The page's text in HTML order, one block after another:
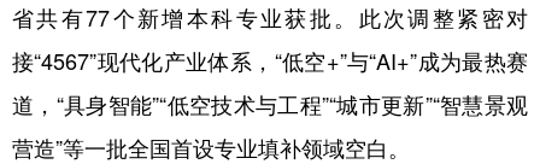
健康 军事 访谈 视频
中央文件 金融 汽车
省共有77个新增本科专业获批。此次调整紧密对
接“4567”现代化产业体系，“低空+”与“AI+”成为最热赛
道，“具身智能”“低空技术与工程”“城市更新”“智慧景观
营造”等一批全国首设专业填补领域空白。